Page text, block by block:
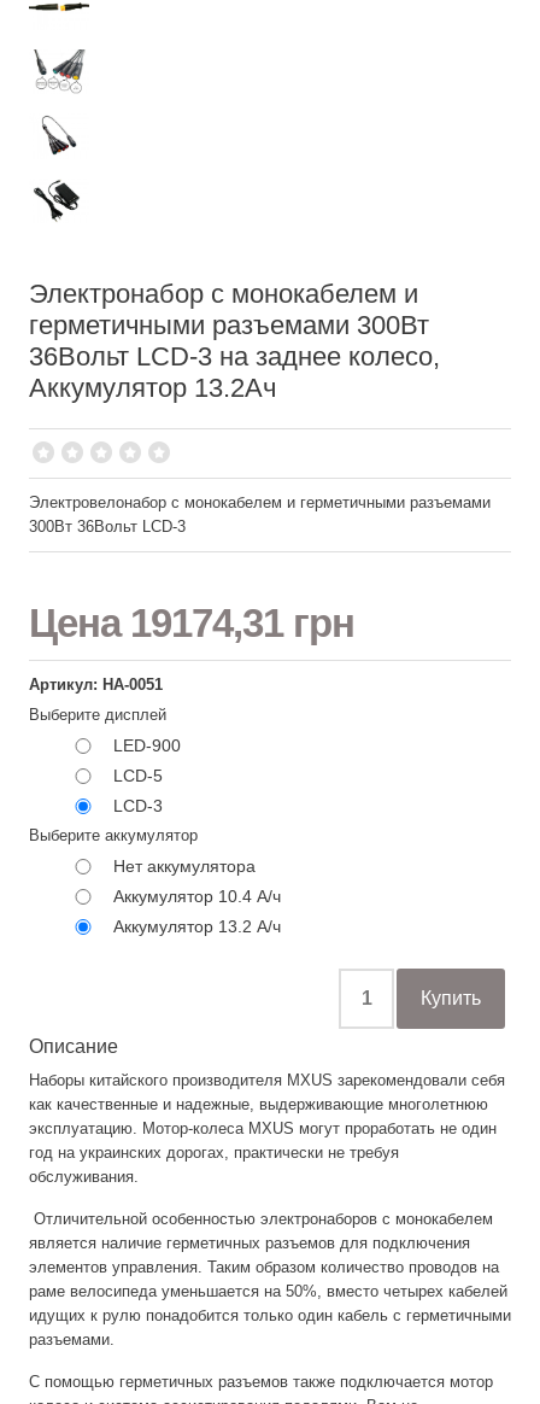
Электронабор с монокабелем и
герметичными разъемами 300Вт
36Вольт LCD-3 на заднее колесо,
Аккумулятор 13.2Ач
Электровелонабор с монокабелем и герметичными разъемами
300Вт 36Вольт LCD-3
Цена 19174,31 грн
Артикул: НА-0051
Выберите дисплей
LED-900
LCD-5
LCD-3
Выберите аккумулятор
Нет аккумулятора
Аккумулятор 10.4 А/ч
Аккумулятор 13.2 А/ч
Описание
Наборы китайского производителя MXUS зарекомендовали себя
как качественные и надежные, выдерживающие многолетнюю
эксплуатацию. Мотор-колеса MXUS могут проработать не один
год на украинских дорогах, практически не требуя
обслуживания.
Отличительной особенностью электронаборов с монокабелем
является наличие герметичных разъемов для подключения
элементов управления. Таким образом количество проводов на
раме велосипеда уменьшается на 50%, вместо четырех кабелей
идущих к рулю понадобится только один кабель с герметичными
разъемами.
С помощью герметичных разъемов также подключается мотор